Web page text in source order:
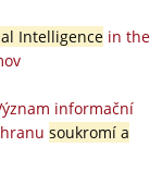
Intelligencein the
informační
soukromí a